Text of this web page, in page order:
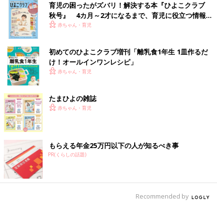
この投稿をInstagramで見る
育児の困ったがズバリ！解決する本『ひよこクラブ
秋号』 4カ月～2才になるまで、育児に役立つ情報が
いっぱい！
赤ちゃん・育児
初めてのひよこクラブ増刊「離乳食1年生 1皿作るだ
け！オールインワン​レシピ」
赤ちゃん・育児
たまひよの雑誌
赤ちゃん・育児
もらえる年金25万円以下の人が知るべき事
PR(くらしの話題)
Recommended by